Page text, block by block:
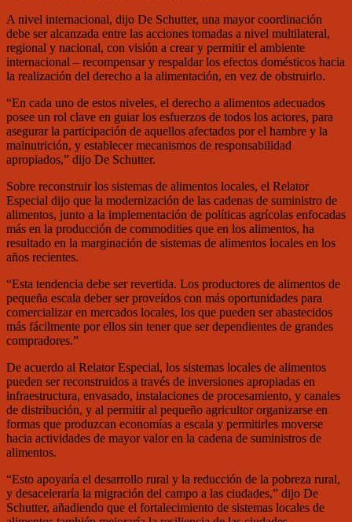
A nivel internacional, dijo De Schutter, una mayor coordinación
debe ser alcanzada entre las acciones tomadas a nivel multilateral,
regional y nacional, con visión a crear y permitir el ambiente
internacional – recompensar y respaldar los efectos domésticos hacia
la realización del derecho a la alimentación, en vez de obstruirlo.
“En cada uno de estos niveles, el derecho a alimentos adecuados
posee un rol clave en guiar los esfuerzos de todos los actores, para
asegurar la participación de aquellos afectados por el hambre y la
malnutrición, y establecer mecanismos de responsabilidad
apropiados,” dijo De Schutter.
Sobre reconstruir los sistemas de alimentos locales, el Relator
Especial dijo que la modernización de las cadenas de suministro de
alimentos, junto a la implementación de políticas agrícolas enfocadas
más en la producción de commodities que en los alimentos, ha
resultado en la marginación de sistemas de alimentos locales en los
años recientes.
“Esta tendencia debe ser revertida. Los productores de alimentos de
pequeña escala deber ser proveídos con más oportunidades para
comercializar en mercados locales, los que pueden ser abastecidos
más fácilmente por ellos sin tener que ser dependientes de grandes
compradores.”
De acuerdo al Relator Especial, los sistemas locales de alimentos
pueden ser reconstruidos a través de inversiones apropiadas en
infraestructura, envasado, instalaciones de procesamiento, y canales
de distribución, y al permitir al pequeño agricultor organizarse en
formas que produzcan economías a escala y permitirles moverse
hacia actividades de mayor valor en la cadena de suministros de
alimentos.
“Esto apoyaría el desarrollo rural y la reducción de la pobreza rural,
y desaceleraría la migración del campo a las ciudades,” dijo De
Schutter, añadiendo que el fortalecimiento de sistemas locales de